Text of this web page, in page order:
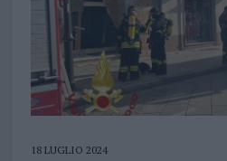
18 LUGLIO 2024